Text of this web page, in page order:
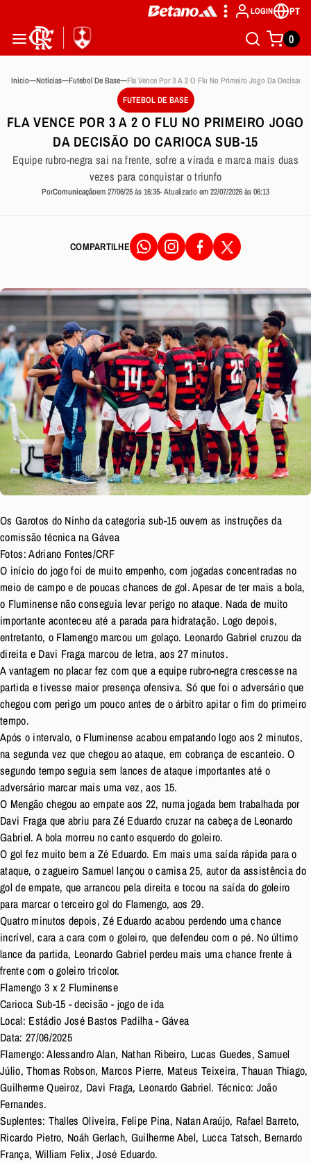
LOGIN PT
0
Inicio Noticias
Futebol De Base
FUTEBOL DE BASE
FLA VENCE POR 3 A 2 O FLU NO PRIMEIRO JOGO
DA DECISÃO DO CARIOCA SUB-15
Equipe rubro-negra sai na frente, sofre a virada e marca mais duas
vezes para conquistar o triunfo
PorComunicaçãoem 27/06/25 às 16:35- Atualizado em 22/07/2026 às 06:13
COMPARTILHE
Os Garotos do Ninho da categoria sub-15 ouvem as instruções da
comissão técnica na Gávea
Fotos: Adriano Fontes/CRF
O início do jogo foi de muito empenho, com jogadas concentradas no
meio de campo e de poucas chances de gol. Apesar de ter mais a bola,
o Fluminense não conseguia levar perigo no ataque. Nada de muito
importante aconteceu até a parada para hidratação. Logo depois,
entretanto, o Flamengo marcou um golaço. Leonardo Gabriel cruzou da
direita e Davi Fraga marcou de letra, aos 27 minutos.
A vantagem no placar fez com que a equipe rubro-negra crescesse na
partida e tivesse maior presença ofensiva. Só que foi o adversário que
chegou com perigo um pouco antes de o árbitro apitar o fim do primeiro
tempo.
Após o intervalo, o Fluminense acabou empatando logo aos 2 minutos,
na segunda vez que chegou ao ataque, em cobrança de escanteio. O
segundo tempo seguia sem lances de ataque importantes até o
adversário marcar mais uma vez, aos 15.
O Mengão chegou ao empate aos 22, numa jogada bem trabalhada por
Davi Fraga que abriu para Zé Eduardo cruzar na cabeça de Leonardo
Gabriel. A bola morreu no canto esquerdo do goleiro.
O gol fez muito bem a Zé Eduardo. Em mais uma saída rápida para o
ataque, o zagueiro Samuel lançou o camisa 25, autor da assistência do
gol de empate, que arrancou pela direita e tocou na saída do goleiro
para marcar o terceiro gol do Flamengo, aos 29.
Quatro minutos depois, Zé Eduardo acabou perdendo uma chance
incrível, cara a cara com o goleiro, que defendeu com o pé. No último
lance da partida, Leonardo Gabriel perdeu mais uma chance frente à
frente com o goleiro tricolor.
Flamengo 3 x 2 Fluminense
Carioca Sub-15 - decisão - jogo de ida
Local: Estádio José Bastos Padilha - Gávea
Data: 27/06/2025
Flamengo: Alessandro Alan, Nathan Ribeiro, Lucas Guedes, Samuel
Júlio, Thomas Robson, Marcos Pierre, Mateus Teixeira, Thauan Thiago,
Guilherme Queiroz, Davi Fraga, Leonardo Gabriel. Técnico: João
Fernandes.
Suplentes: Thalles Oliveira, Felipe Pina, Natan Araújo, Rafael Barreto,
Ricardo Pietro, Noáh Gerlach, Guilherme Abel, Lucca Tatsch, Bernardo
França, William Felix, José Eduardo.